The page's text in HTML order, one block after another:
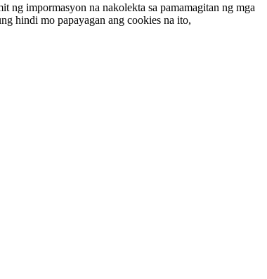
ng impormasyon na nakolekta sa pamamagitan ng mga
hindi mo papayagan ang cookies na ito,